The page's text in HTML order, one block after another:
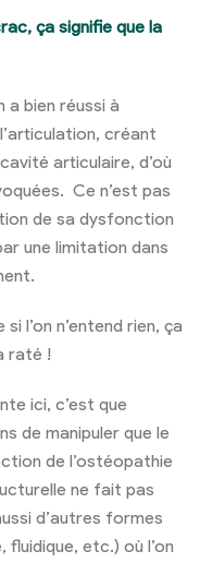
ça signifie que la
a bien réussi à
créant
articulaire, d’où
Ce n’est pas
de sa dysfonction
une limitation dans
l’on n’entend rien, ça
raté !
ici, c’est que
de manipuler que le
de l’ostéopathie
ne fait pas
d’autres formes
etc.) où l’on